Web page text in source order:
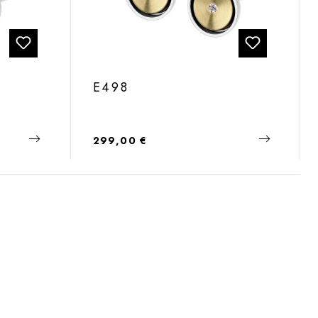
E498
Regulärer Preis:
299,00 €